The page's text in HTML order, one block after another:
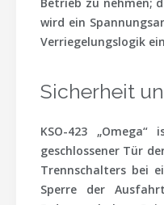
wird ein
Verriegelungslogik
Sicherheit
KSO-423
geschlossener Tür
Trennschalters bei
Sperre der